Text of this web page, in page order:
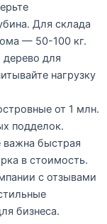
Для склада
— 50-100 кг.
для
нагрузку
от 1 млн.
подделок.
важна быстрая
в стоимость.
с отзывами
бизнеса.